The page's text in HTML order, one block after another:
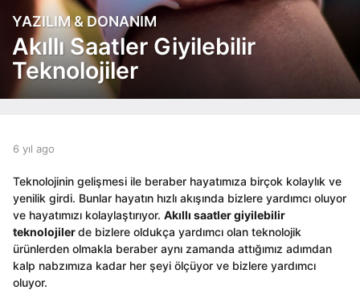
6
y
ı
y
ı
a
o
YAZILIM & DONANIM
Akıllı Saatler Giyilebilir
Teknolojiler
b
e
d
i
t
o
r
6 yıl ago
ı
l
a
g
o
Teknolojinin gelişmesi ile beraber hayatımıza birçok kolaylık ve
yenilik girdi. Bunlar hayatın hızlı akışında bizlere yardımcı oluyor
ve hayatımızı kolaylaştırıyor. Akıllı saatler giyilebilir
teknolojilerde bizlere oldukça yardımcı olan teknolojik
ürünlerden olmakla beraber aynı zamanda attığımız adımdan
kalp nabzımıza kadar her şeyi ölçüyor ve bizlere yardımcı
oluyor.